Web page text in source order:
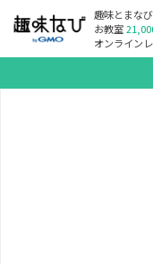
趣味とまな
お教室
オンライン